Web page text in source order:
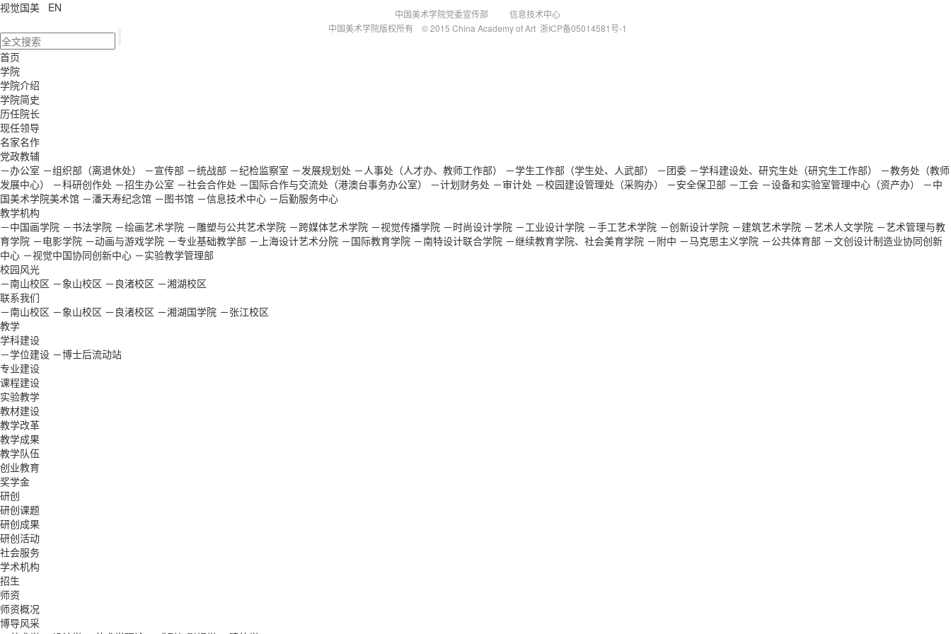
视觉国美 EN
首页
学院
学院介绍
学院简史
历任院长
现任领导
名家名作
党政教辅
－办公室 －组织部（离退休处） －宣传部 －统战部 －纪检监察室 －发展规划处 －人事处（人才办、教师工作部） －学生工作部（学生处、人武部） －团委 －学科建设处、研究生处（研究生工作部）
－教务处（教师
发展中心）
－科研创作处 －招生办公室 －社会合作处 －国际合作与交流处（港澳台事务办公室） －计划财务处 －审计处 －校园建设管理处（采购办） －安全保卫部 －工会 －设备和实验室管理中心（资产办）
－中
国美术学院美术馆 －潘天寿纪念馆 －图书馆 －信息技术中心 －后勤服务中心
教学机构
－中国画学院 －书法学院 －绘画艺术学院 －雕塑与公共艺术学院 －跨媒体艺术学院 －视觉传播学院 －时尚设计学院 －工业设计学院 －手工艺术学院 －创新设计学院 －建筑艺术学院 －艺术人文学院 －艺术管理与教
育学院 －电影学院 －动画与游戏学院 －专业基础教学部 －上海设计艺术分院 －国际教育学院 －南特设计联合学院 －继续教育学院、社会美育学院 －附中 －马克思主义学院 －公共体育部 －文创设计制造业协同创新
中心 －视觉中国协同创新中心 －实验教学管理部
校园风光
－南山校区 －象山校区 －良渚校区 －湘湖校区
联系我们
－南山校区 －象山校区 －良渚校区 －湘湖国学院 －张江校区
教学
学科建设
－学位建设 －博士后流动站
专业建设
课程建设
实验教学
教材建设
教学改革
教学成果
教学队伍
创业教育
奖学金
研创
研创课题
研创成果
研创活动
社会服务
学术机构
招生
师资
师资概况
博导风采
中国美术学院党委宣传部 信息技术中心
中国美术学院版权所有 © 2015 China Academy of Art 浙ICP备05014581号-1